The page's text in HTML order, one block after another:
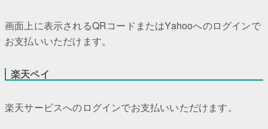
画面上に表示されるQRコードまたはYahooへのログインで
お支払いいただけます。
楽天ペイ
楽天サービスへのログインでお支払いいただけます。